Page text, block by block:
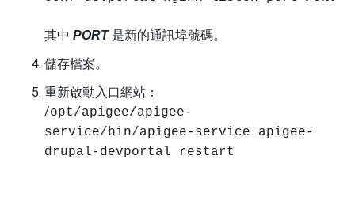
其中 PORT是新的通訊埠號碼。
儲存檔案。
重新啟動入口網站：
/opt/apigee/apigee-
service/bin/apigee-service apigee-
drupal-devportal restart